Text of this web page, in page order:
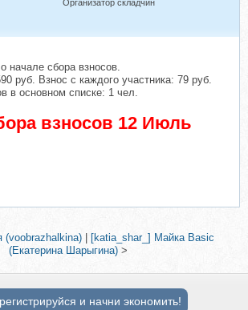
Организатор складчин
начале сбора взносов.
руб. Взнос с каждого участника: 79 руб.
в основном списке: 1 чел.
взносов 12 Июль
(voobrazhalkina)
[katia_shar_] Майка Basic
(Екатерина Шарыгина) >
и начни экономить!